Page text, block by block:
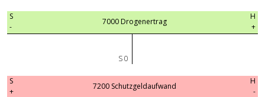
S
-
7000 Drogenertrag
H
+
S 0
S
+
7200 Schutzgeldaufwand
H
-